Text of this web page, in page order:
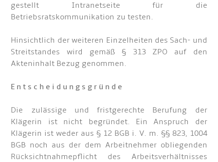
gestellt Intranetseite für die
Betriebsratskommunikation zu testen.
Hinsichtlich der weiteren Einzelheiten des Sach- und
Streitstandes wird gemäß § 313 ZPO auf den
Akteninhalt Bezug genommen.
E n t s c h e i d u n g s g r ü n d e
Die zulässige und fristgerechte Berufung der
Klägerin ist nicht begründet. Ein Anspruch der
Klägerin ist weder aus § 12 BGB i. V. m. §§ 823, 1004
BGB noch aus der dem Arbeitnehmer obliegenden
Rücksichtnahmepflicht des Arbeitsverhältnisses